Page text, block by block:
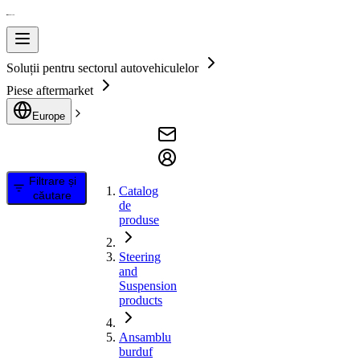
Soluții pentru sectorul autovehiculelor
Piese aftermarket
Europe
Filtrare și
căutare
Catalog
de
produse
Steering
and
Suspension
products
Ansamblu
burduf